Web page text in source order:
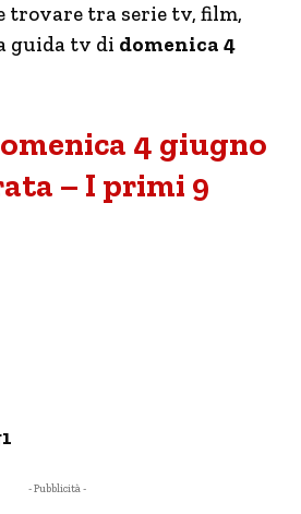
trovare tra serie tv, film,
guida tv di domenica 4
4 giugno
– I primi 9
- Pubblicità -